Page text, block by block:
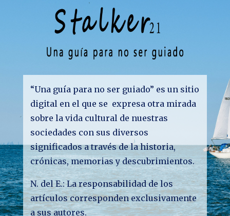
“Una guía para no ser guiado” es un sitio
digital en el que se expresa otra mirada
sobre la vida cultural de nuestras
sociedades con sus diversos
significados a través de la historia,
crónicas, memorias y descubrimientos.
N. del E.: La responsabilidad de los
artículos corresponden exclusivamente
a sus autores.